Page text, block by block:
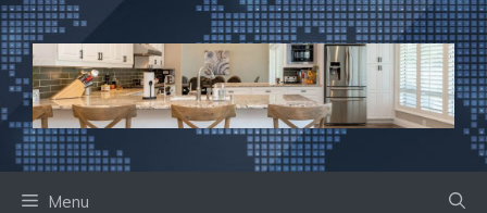
Ga
naar
de
inhoud
Menu